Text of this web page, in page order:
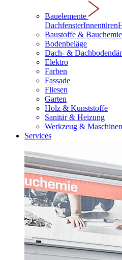
Bauelemente
DachfensterInnentüren
Baustoffe & Bauchemie
Bodenbeläge
Dach- &
Elektro
Farben
Fassade
Fliesen
Garten
Holz & Kunststoffe
Sanitär & Heizung
Werkzeug & Maschinen
Services